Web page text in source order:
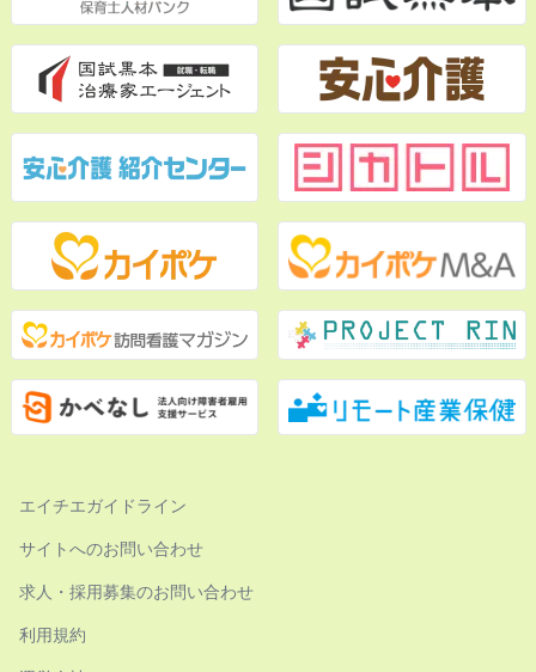
エイチエガイドライン
サイトへのお問い合わせ
求人・採用募集のお問い合わせ
利用規約